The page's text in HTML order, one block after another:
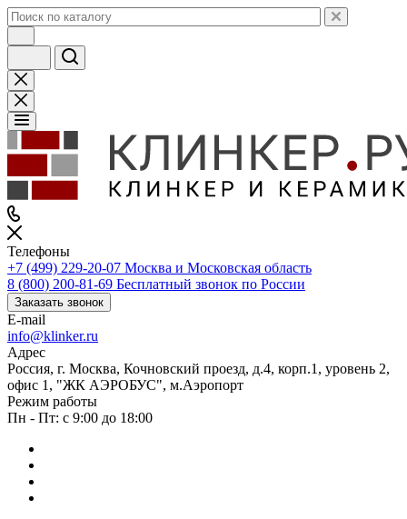
Телефоны
+7 (499) 229-20-07 Москва и Московская область
8 (800) 200-81-69 Бесплатный звонок по России
Заказать звонок
E-mail
info@klinker.ru
Адрес
Россия, г. Москва, Кочновский проезд, д.4, корп.1, уровень 2,
офис 1, "ЖК АЭРОБУС", м.Аэропорт
Режим работы
Пн - Пт: с 9:00 до 18:00